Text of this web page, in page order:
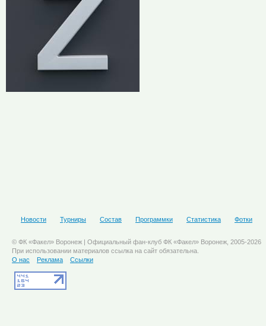
Новости Турниры Состав Программки Статистика Фотки
© ФК «Факел» Воронеж | Официальный фан-клуб ФК «Факел» Воронеж, 2005-2026
При использовании материалов ссылка на сайт обязательна.
О нас
Реклама Ссылки